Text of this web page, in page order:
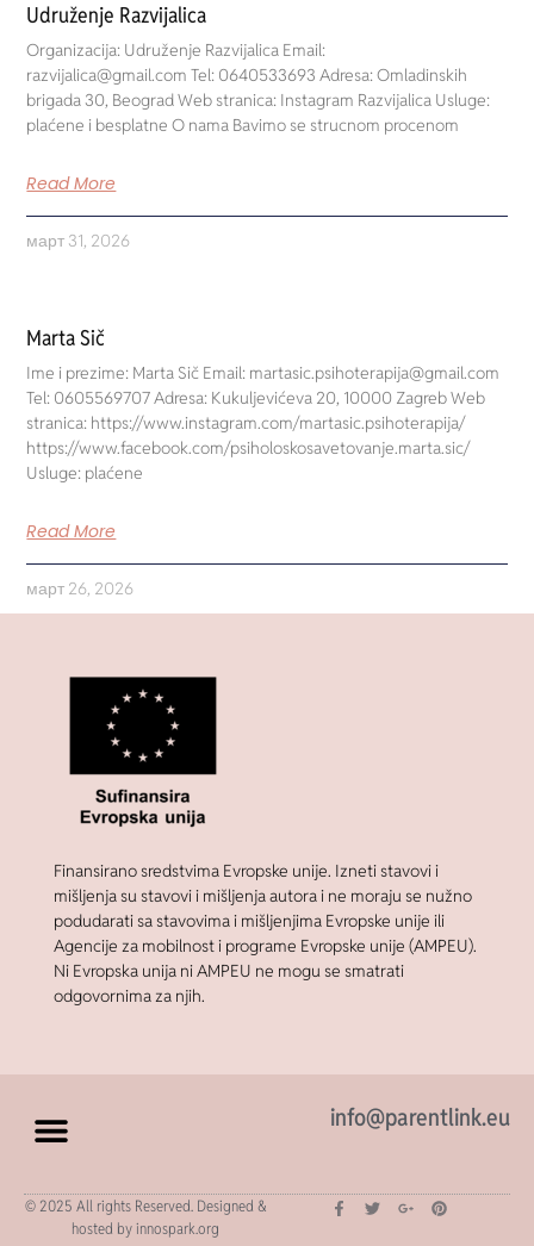
Udruženje Razvijalica
Organizacija: Udruženje Razvijalica Email:
razvijalica@gmail.com Tel: 0640533693 Adresa: Omladinskih
brigada 30, Beograd Web stranica: Instagram Razvijalica Usluge:
plaćene i besplatne O nama Bavimo se strucnom procenom
Read More
март 31, 2026
Marta Sič
Ime i prezime: Marta Sič Email: martasic.psihoterapija@gmail.com
Tel: 0605569707 Adresa: Kukuljevićeva 20, 10000 Zagreb Web
stranica: https://www.instagram.com/martasic.psihoterapija/
https://www.facebook.com/psiholoskosavetovanje.marta.sic/
Usluge: plaćene
Read More
март 26, 2026
Finansirano sredstvima Evropske unije. Izneti stavovi i
mišljenja su stavovi i mišljenja autora i ne moraju se nužno
podudarati sa stavovima i mišljenjima Evropske unije ili
Agencije za mobilnost i programe Evropske unije (AMPEU).
Ni Evropska unija ni AMPEU ne mogu se smatrati
odgovornima za njih.
info@parentlink.eu
© 2025 All rights Reserved. Designed &
hosted by innospark.org